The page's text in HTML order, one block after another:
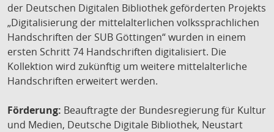
der Deutschen Digitalen Bibliothek geförderten Projekts
„Digitalisierung der mittelalterlichen volkssprachlichen
Handschriften der SUB Göttingen“ wurden in einem
ersten Schritt 74 Handschriften digitalisiert. Die
Kollektion wird zukünftig um weitere mittelalterliche
Handschriften erweitert werden.
Förderung: Beauftragte der Bundesregierung für Kultur
und Medien, Deutsche Digitale Bibliothek, Neustart